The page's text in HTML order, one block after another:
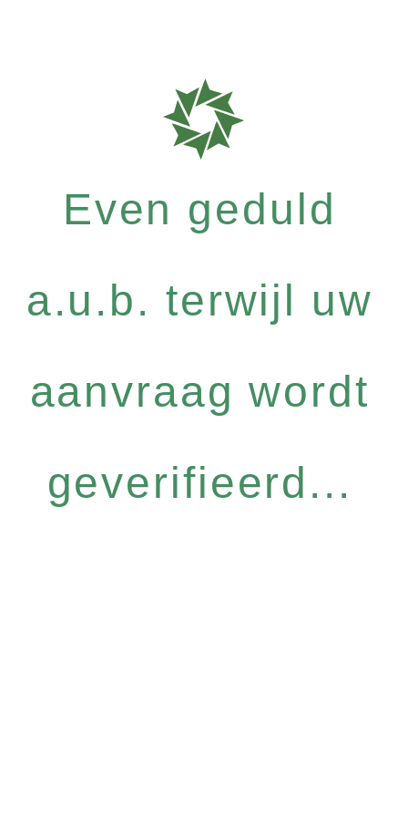
Even geduld
a.u.b. terwijl uw
aanvraag wordt
geverifieerd...